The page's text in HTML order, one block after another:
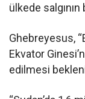
ülkede
Ghebreyesus,
Ekvator
edilmesi